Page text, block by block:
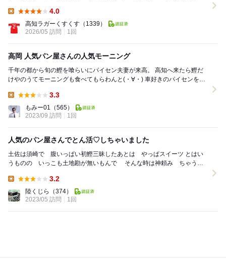
4.0
高知ラガーくすくす （1339）
2026/05 訪問
1回
高岡 人気パン屋さんの人気モーニング
千年の都から旬の鰹を喰らいにパイセン夫妻が来高。 高知へ来たら鰹だ
けやのうてモーニングも食べてもらわんと(・∀・) 車好きのパイセンを早
3.3
もみー01 （565）
2023/09 訪問
1回
人気のパン屋さんでとん活♡しちゃいました
土佐は須崎で 腹いっぱい初鰹三昧したあとは やっぱスイーツ とはい
うものの いっこも土地勘が無いもんで そんな時は神頼み ちゃうね
3.2
陸くじら
（374）
2023/05 訪問
1回